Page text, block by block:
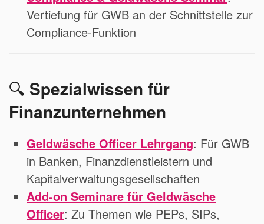
Vertiefung für GWB an der Schnittstelle zur
Compliance-Funktion
🔍 Spezialwissen für
Finanzunternehmen
Geldwäsche Officer Lehrgang: Für GWB
in Banken, Finanzdienstleistern und
Kapitalverwaltungsgesellschaften
Add-on Seminare für Geldwäsche
Officer: Zu Themen wie PEPs, SIPs,